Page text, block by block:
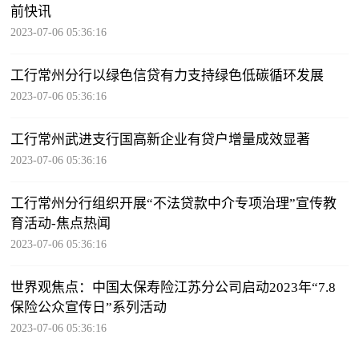
前快讯
2023-07-06 05:36:16
工行常州分行以绿色信贷有力支持绿色低碳循环发展
2023-07-06 05:36:16
工行常州武进支行国高新企业有贷户增量成效显著
2023-07-06 05:36:16
工行常州分行组织开展“不法贷款中介专项治理”宣传教
育活动-焦点热闻
2023-07-06 05:36:16
世界观焦点：中国太保寿险江苏分公司启动2023年“7.8
保险公众宣传日”系列活动
2023-07-06 05:36:16